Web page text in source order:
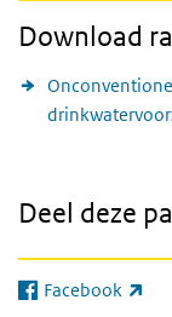
Download
Deel deze
Facebook
(externe link)